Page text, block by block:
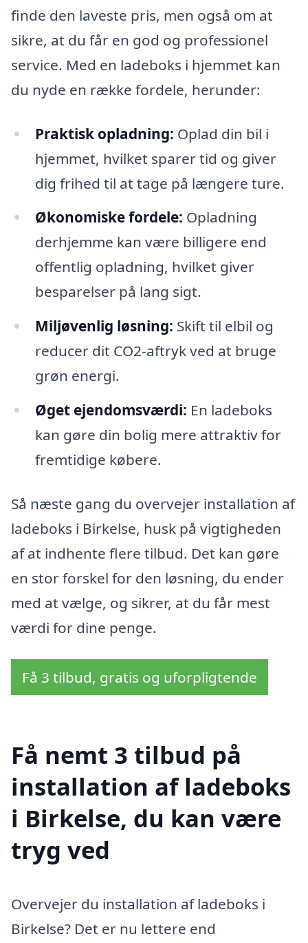
finde den laveste pris, men også om at
sikre, at du får en god og professionel
service. Med en ladeboks i hjemmet kan
du nyde en række fordele, herunder:
Praktisk opladning: Oplad din bil i
hjemmet, hvilket sparer tid og giver
dig frihed til at tage på længere ture.
Økonomiske fordele: Opladning
derhjemme kan være billigere end
offentlig opladning, hvilket giver
besparelser på lang sigt.
Miljøvenlig løsning: Skift til elbil og
reducer dit CO2-aftryk ved at bruge
grøn energi.
Øget ejendomsværdi: En ladeboks
kan gøre din bolig mere attraktiv for
fremtidige købere.
Så næste gang du overvejer installation af
ladeboks i Birkelse, husk på vigtigheden
af at indhente flere tilbud. Det kan gøre
en stor forskel for den løsning, du ender
med at vælge, og sikrer, at du får mest
værdi for dine penge.
Få 3 tilbud, gratis og uforpligtende
Få nemt 3 tilbud på
installation af ladeboks
i Birkelse, du kan være
tryg ved
Overvejer du installation af ladeboks i
Birkelse? Det er nu lettere end